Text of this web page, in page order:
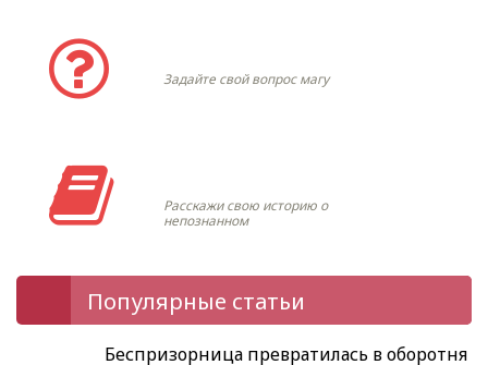
Задайте свой вопрос магу
Расскажи свою историю о
непознанном
Популярные статьи
Беспризорница превратилась в оборотня